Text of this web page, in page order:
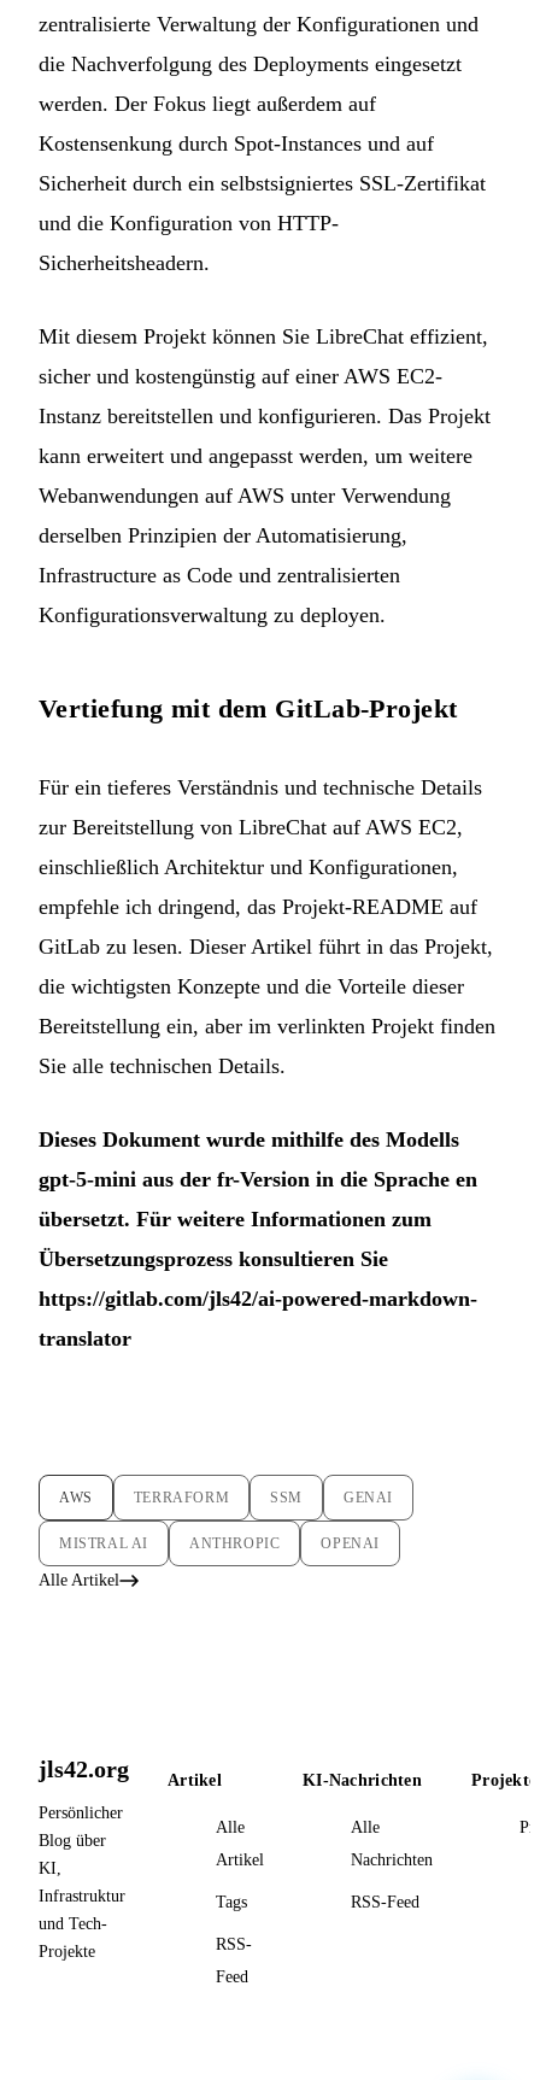
zentralisierte Verwaltung der Konfigurationen und
die Nachverfolgung des Deployments eingesetzt
werden. Der Fokus liegt außerdem auf
Kostensenkung durch Spot-Instances und auf
Sicherheit durch ein selbstsigniertes SSL-Zertifikat
und die Konfiguration von HTTP-
Sicherheitsheadern.
Mit diesem Projekt können Sie LibreChat effizient,
sicher und kostengünstig auf einer AWS EC2-
Instanz bereitstellen und konfigurieren. Das Projekt
kann erweitert und angepasst werden, um weitere
Webanwendungen auf AWS unter Verwendung
derselben Prinzipien der Automatisierung,
Infrastructure as Code und zentralisierten
Konfigurationsverwaltung zu deployen.
Vertiefung mit dem GitLab-Projekt
Für ein tieferes Verständnis und technische Details
zur Bereitstellung von LibreChat auf AWS EC2,
einschließlich Architektur und Konfigurationen,
empfehle ich dringend, das Projekt-README auf
GitLab zu lesen. Dieser Artikel führt in das Projekt,
die wichtigsten Konzepte und die Vorteile dieser
Bereitstellung ein, aber im verlinkten Projekt finden
Sie alle technischen Details.
Dieses Dokument wurde mithilfe des Modells
gpt-5-mini aus der fr-Version in die Sprache en
übersetzt. Für weitere Informationen zum
Übersetzungsprozess konsultieren Sie
https://gitlab.com/jls42/ai-powered-markdown-
translator
AWS TERRAFORM SSM GENAI
MISTRAL AI ANTHROPIC OPENAI
Alle Artikel
jls42.org
Persönlicher
Blog über
KI,
Infrastruktur
und Tech-
Projekte
Artikel
Alle
Artikel
Tags
RSS-
Feed
KI-Nachrichten
Alle
Nachrichten
RSS-Feed
Projekte